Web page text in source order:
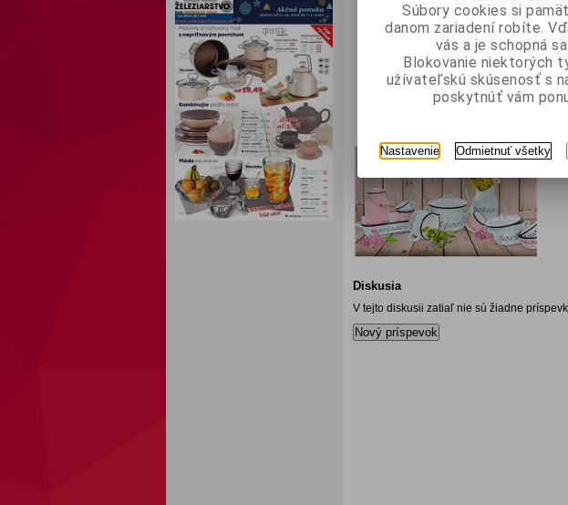
Diskusia
V tejto diskusii zatiaľ nie sú žiadne
Nový príspevok
Súbory cookies si
danom zariadení robíte.
vás a je schopná
Blokovanie niektorých
užívateľskú skúsenosť s
poskytnúť vám
Nastavenie Odmietnuť všetky